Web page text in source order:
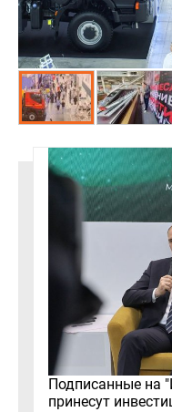
Подписанные на
принесут